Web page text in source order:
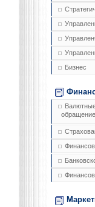
Бизнес
обращение